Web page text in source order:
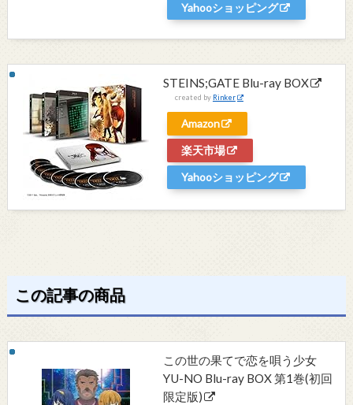
Yahooショッピング
STEINS;GATE Blu-ray BOX
created by Rinker
Amazon
楽天市場
Yahooショッピング
この記事の商品
この世の果てで恋を唄う少女
YU-NO Blu-ray BOX 第1巻(初回
限定版)